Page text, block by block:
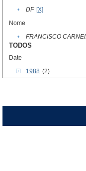
•
DF [X]
Nome
•
FRANCISCO
TODOS
Date
1988 (2)